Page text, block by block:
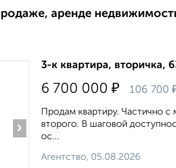
аренде
›
3-к квартира, вторичка,
6 700 000 ₽ 106 700
Продам квартиру. Частично
второго. В шаговой
ос...
Агентство, 05.08.2026